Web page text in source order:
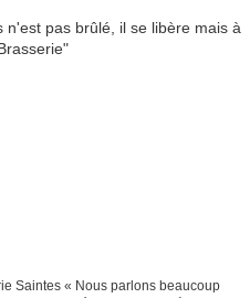
Saintes « Nous parlons beaucoup